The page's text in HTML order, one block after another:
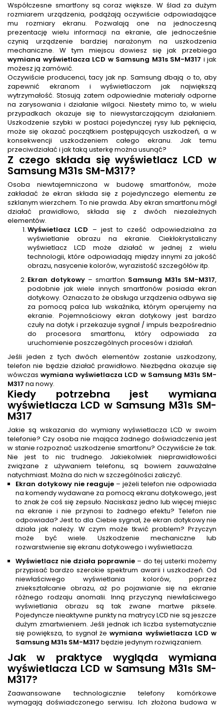
Współczesne smartfony są coraz większe. W ślad za dużym
rozmiarem urządzenia, podążają oczywiście odpowiadające
mu rozmiary ekranu. Pozwalają one na jednoczesną
prezentację wielu informacji na ekranie, ale jednocześnie
czynią urządzenie bardziej narażonym na uszkodzenia
mechaniczne. W tym miejscu dowiesz się jak przebiega
wymiana wyświetlacza LCD w Samsung M31s SM-M317 i jak
możesz ją zamówić.
Oczywiście producenci, tacy jak np. Samsung dbają o to, aby
zapewnić ekranom i wyświetlaczom jak największą
wytrzymałość. Stosują zatem odpowiednie materiały odporne
na zarysowania i działanie wilgoci. Niestety mimo to, w wielu
przypadkach okazuje się to niewystarczającym działaniem.
Uszkodzenie szybki w postaci pojedynczej rysy lub pęknięcia,
może się okazać początkiem postępujących uszkodzeń, a w
konsekwencji uszkodzeniem całego ekranu. Jak temu
przeciwdziałać i jak taką usterkę można usunąć?
Z czego składa się wyświetlacz LCD w
Samsung M31s SM-M317?
Osoba niewtajemniczona w budowę smartfonów, może
zakładać że ekran składa się z pojedynczego elementu ze
szklanym wierzchem. To nie prawda. Aby ekran smartfonu mógł
działać prawidłowo, składa się z dwóch niezależnych
elementów.
Wyświetlacz LCD – jest to cześć odpowiedzialna za
wyświetlanie obrazu na ekranie. Ciekłokrystaliczny
wyświetlacz LCD może działać w jednej z wielu
technologii, które odpowiadają między innymi za jakość
obrazu, nasycenie kolorów, wyrazistość szczegółów itp.
Ekran dotykowy – smartfon Samsung M31s SM-M317,
podobnie jak wiele innych smartfonów posiada ekran
dotykowy. Oznacza to że obsługa urządzenia odbywa się
za pomocą palca lub wskaźnika, którym operujemy na
ekranie. Pojemnościowy ekran dotykowy jest bardzo
czuły na dotyk i przekazuje sygnał / impuls bezpośrednio
do procesora smartfonu, który odpowiada za
uruchomienie poszczególnych procesów i działań.
Jeśli jeden z tych dwóch elementów zostanie uszkodzony,
telefon nie będzie działać prawidłowo. Niezbędna okazuje się
wówczaswymiana wyświetlacza LCD w Samsung M31s SM-
M317 na nowy.
Kiedy potrzebna jest wymiana
wyświetlacza LCD w Samsung M31s SM-
M317
Jakie są wskazania do wymiany wyświetlacza LCD w swoim
telefonie? Czy osoba nie mająca żadnego doświadczenia jest
w stanie rozpoznać uszkodzenie smartfonu? Oczywiście że tak.
Nie jest to nic trudnego. Jakiekolwiek nieprawidłowości
związane z używaniem telefonu, są bowiem zauważalne
natychmiast. Można do nich w szczególności zaliczyć.
Ekran dotykowy nie reaguje – jeżeli telefon nie odpowiada
na komendy wydawane za pomocą ekranu dotykowego, jest
to znak że coś się zepsuło. Naciskasz jedno lub więcej miejsc
na ekranie i nie przynosi to żadnego efektu? Telefon nie
odpowiada? Jest to dla Ciebie sygnał, że ekran dotykowy nie
działa jak należy. W czym może tkwić problem? Przyczyn
może być wiele. Uszkodzenie mechaniczne lub
rozwarstwienie się ekranu dotykowego i wyświetlacza.
Wyświetlacz nie działa poprawnie – do tej usterki możemy
przypisać bardzo szerokie spektrum awarii i uszkodzeń. Od
niewłaściwego wyświetlania kolorów, poprzez
zniekształcanie obrazu, aż po pojawianie się na ekranie
różnego rodzaju anomalii. Inną przyczyną niewłaściwego
wyświetlania obrazu są tak zwane martwe piksele.
Pojedyncze nieaktywne punkty na matrycy LCD nie są jeszcze
dużym zmartwieniem. Jeśli jednak ich liczba systematycznie
się powiększa, to sygnał żewymiana wyświetlacza LCD w
Samsung M31s SM-M317 będzie jedynym rozwiązaniem.
Jak w praktyce wygląda wymiana
wyświetlacza LCD w Samsung M31s SM-
M317?
Zaawansowane technologicznie telefony komórkowe
wymagają doświadczonego serwisu. Ich złożona budowa w